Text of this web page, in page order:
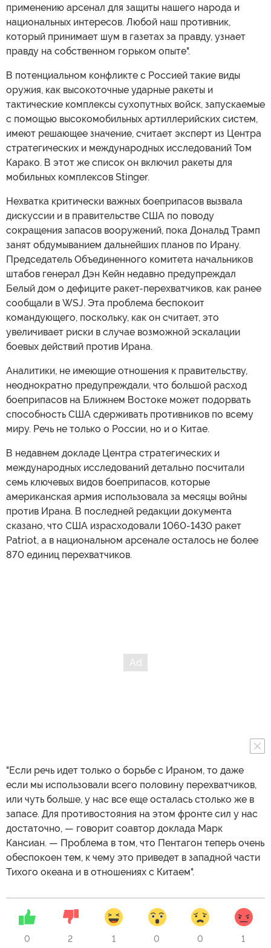
применению арсенал для защиты нашего народа и
национальных интересов. Любой наш противник,
который принимает шум в газетах за правду, узнает
правду на собственном горьком опыте".
В потенциальном конфликте с Россией такие виды
оружия, как высокоточные ударные ракеты и
тактические комплексы сухопутных войск, запускаемые
с помощью высокомобильных артиллерийских систем,
имеют решающее значение, считает эксперт из Центра
стратегических и международных исследований Том
Карако. В этот же список он включил ракеты для
мобильных комплексов Stinger.
Нехватка критически важных боеприпасов вызвала
дискуссии и в правительстве США по поводу
сокращения запасов вооружений, пока Дональд Трамп
занят обдумыванием дальнейших планов по Ирану.
Председатель Объединенного комитета начальников
штабов генерал Дэн Кейн недавно предупреждал
Белый дом о дефиците ракет-перехватчиков, как ранее
сообщали в WSJ. Эта проблема беспокоит
командующего, поскольку, как он считает, это
увеличивает риски в случае возможной эскалации
боевых действий против Ирана.
Аналитики, не имеющие отношения к правительству,
неоднократно предупреждали, что большой расход
боеприпасов на Ближнем Востоке может подорвать
способность США сдерживать противников по всему
миру. Речь не только о России, но и о Китае.
В недавнем докладе Центра стратегических и
международных исследований детально посчитали
семь ключевых видов боеприпасов, которые
американская армия использовала за месяцы войны
против Ирана. В последней редакции документа
сказано, что США израсходовали 1060-1430 ракет
Patriot, а в национальном арсенале осталось не более
870 единиц перехватчиков.
"Если речь идет только о борьбе с Ираном, то даже
если мы использовали всего половину перехватчиков,
или чуть больше, у нас все еще осталась столько же в
запасе. Для противостояния на этом фронте сил у нас
достаточно, — говорит соавтор доклада Марк
Кансиан. — Проблема в том, что Пентагон теперь очень
обеспокоен тем, к чему это приведет в западной части
Тихого океана и в отношениях с Китаем".
0 2 1 0 0 1